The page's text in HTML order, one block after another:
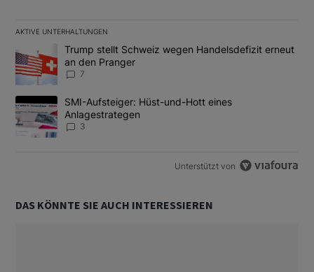
AKTIVE UNTERHALTUNGEN
Das Folgende ist eine Liste der am meisten kommentierten
Ein Trendartikel mit dem Titel "Trump stellt Schweiz wegen
Trump stellt Schweiz wegen Handelsdefizit erneut
an den Pranger
7
Ein Trendartikel mit dem Titel "SMI-Aufsteiger: Hüst-und-Hott
SMI-Aufsteiger: Hüst-und-Hott eines
Anlagestrategen
3
Unterstützt von
DAS KÖNNTE SIE AUCH INTERESSIEREN